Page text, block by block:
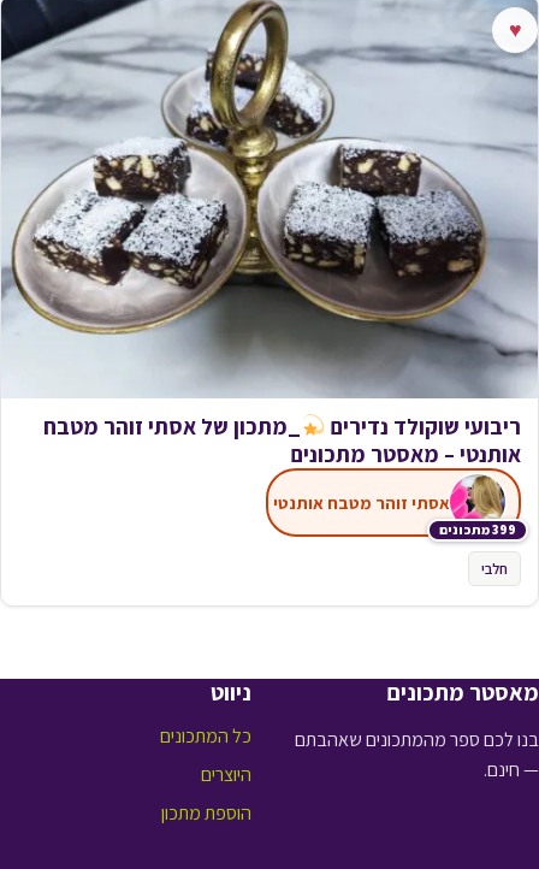
♥
ריבועי שוקולד נדירים
_מתכון של אסתי זוהר מטבח
אותנטי – מאסטר מתכונים
399 מתכונים
אסתי זוהר מטבח אותנטי
חלבי
מאסטר מתכונים
בנו לכם ספר מהמתכונים שאהבתם
— חינם.
ניווט
כל המתכונים
היוצרים
הוספת מתכון